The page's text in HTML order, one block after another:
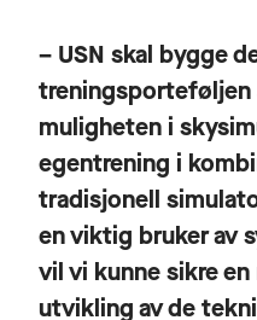
– USN skal bygge
muligheten i
egentrening i
tradisjonell
en viktig bruker av
vil vi kunne sikre
utvikling av de